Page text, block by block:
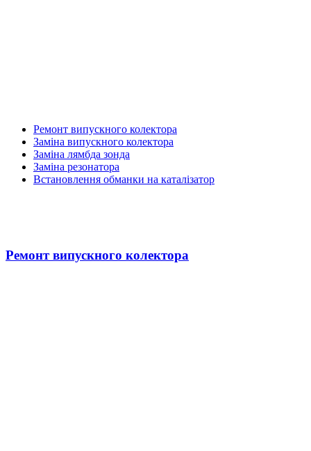
Ремонт випускного колектора
Заміна випускного колектора
Заміна лямбда зонда
Заміна резонатора
Встановлення обманки на каталізатор
Ремонт випускного колектора